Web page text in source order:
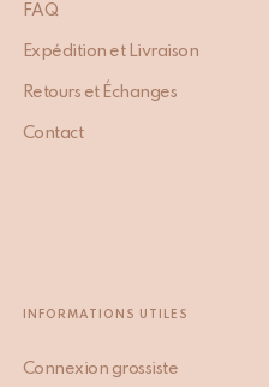
FAQ
Expédition et Livraison
Retours et Échanges
Contact
INFORMATIONS UTILES
Connexion grossiste